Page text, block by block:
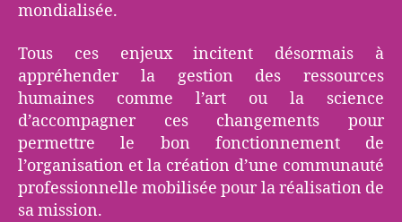
mondialisée.
Tous ces enjeux incitent désormais à
appréhender la gestion des ressources
humaines comme l’art ou la science
d’accompagner ces changements pour
permettre le bon fonctionnement de
l’organisation et la création d’une communauté
professionnelle mobilisée pour la réalisation de
sa mission.